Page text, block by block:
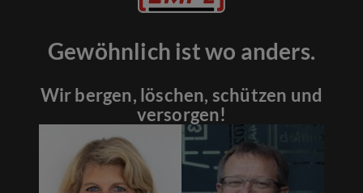
Gewöhnlich ist wo anders.
Wir bergen, löschen, schützen und
versorgen!